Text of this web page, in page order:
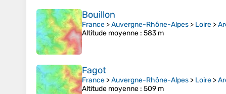
Bouillon
France >Auvergne-Rhône-Alpes > Loire >
Altitude moyenne : 583 m
Fagot
France >Auvergne-Rhône-Alpes > Loire >
Altitude moyenne : 509 m